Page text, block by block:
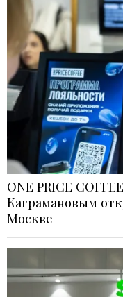
ONE PRICE
Каграмановым
Москве